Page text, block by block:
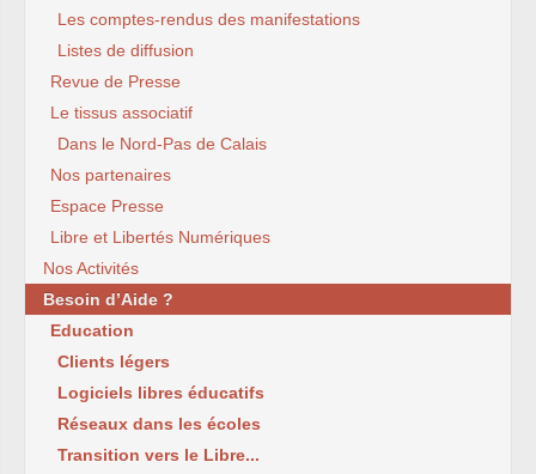
Les comptes-rendus des manifestations
Listes de diffusion
Revue de Presse
Le tissus associatif
Dans le Nord-Pas de Calais
Nos partenaires
Espace Presse
Libre et Libertés Numériques
Nos Activités
Besoin d’Aide ?
Education
Clients légers
Logiciels libres éducatifs
Réseaux dans les écoles
Transition vers le Libre...